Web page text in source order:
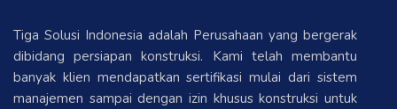
Tiga Solusi Indonesia adalah Perusahaan yang bergerak
dibidang persiapan konstruksi. Kami telah membantu
banyak klien mendapatkan sertifikasi mulai dari sistem
manajemen sampai dengan izin khusus konstruksi untuk